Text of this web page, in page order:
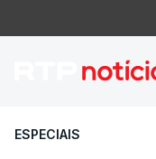
Novo
ESPECIAIS